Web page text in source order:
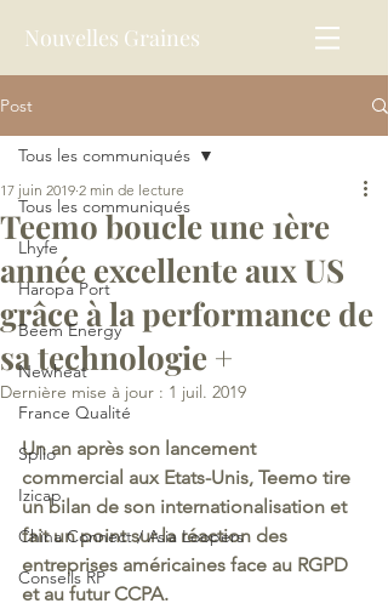
Nouvelles Graines
Post
Tous les communiqués
Lhyfe
Haropa Port
Beem Energy
Newheat
France Qualité
Splio
Izicap
China Connect / Asia Loopers
Conseils RP
Tous les communiqués
Teemo boucle une 1ère
année excellente aux US
grâce à la performance de
sa technologie +
17 juin 2019 2 min de lecture
Dernière mise à jour : 1 juil. 2019
Un an après son lancement
commercial aux Etats-Unis, Teemo tire
un bilan de son internationalisation et
fait un point sur la réaction des
entreprises américaines face au RGPD
et au futur CCPA.